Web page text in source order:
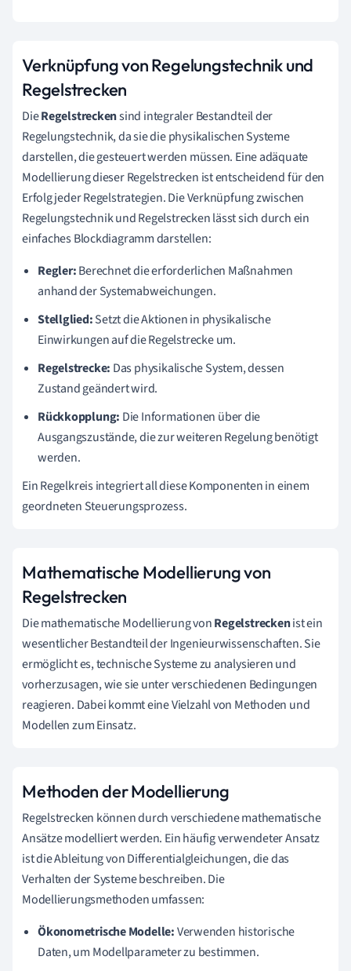
Verknüpfung von Regelungstechnik und
Regelstrecken
DieRegelstreckensind integraler Bestandteil der
Regelungstechnik, da sie die physikalischen Systeme
darstellen, die gesteuert werden müssen. Eine adäquate
Modellierung dieser Regelstrecken ist entscheidend für den
Erfolg jeder Regelstrategien. Die Verknüpfung zwischen
Regelungstechnik und Regelstrecken lässt sich durch ein
einfaches Blockdiagramm darstellen:
Regler:Berechnet die erforderlichen Maßnahmen
anhand der Systemabweichungen.
Stellglied:Setzt die Aktionen in physikalische
Einwirkungen auf die Regelstrecke um.
Regelstrecke: Das physikalische System, dessen
Zustand geändert wird.
Rückkopplung: Die Informationen über die
Ausgangszustände, die zur weiteren Regelung benötigt
werden.
Ein Regelkreis integriert all diese Komponenten in einem
geordneten Steuerungsprozess.
Mathematische Modellierung von
Regelstrecken
Die mathematische Modellierung vonRegelstreckenist ein
wesentlicher Bestandteil der Ingenieurwissenschaften. Sie
ermöglicht es, technische Systeme zu analysieren und
vorherzusagen, wie sie unter verschiedenen Bedingungen
reagieren. Dabei kommt eine Vielzahl von Methoden und
Modellen zum Einsatz.
Methoden der Modellierung
Regelstrecken können durch verschiedene mathematische
Ansätze modelliert werden. Ein häufig verwendeter Ansatz
ist die Ableitung von Differentialgleichungen, die das
Verhalten der Systeme beschreiben. Die
Modellierungsmethoden umfassen:
Ökonometrische Modelle:Verwenden historische
Daten, um Modellparameter zu bestimmen.